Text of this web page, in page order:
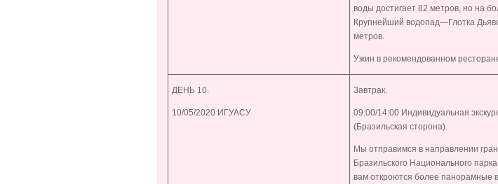
воды достигает 82 метров, но на
Крупнейший водопад—Глотка
метров.
Ужин в рекомендованном
ДЕНЬ 10.
10/05/2020 ИГУАСУ
Завтрак.
09:00/14:00 Индивидуальная
(Бразильская сторона).
Мы отправимся в направлении
Бразильского Национального
вам откроются более панорамные